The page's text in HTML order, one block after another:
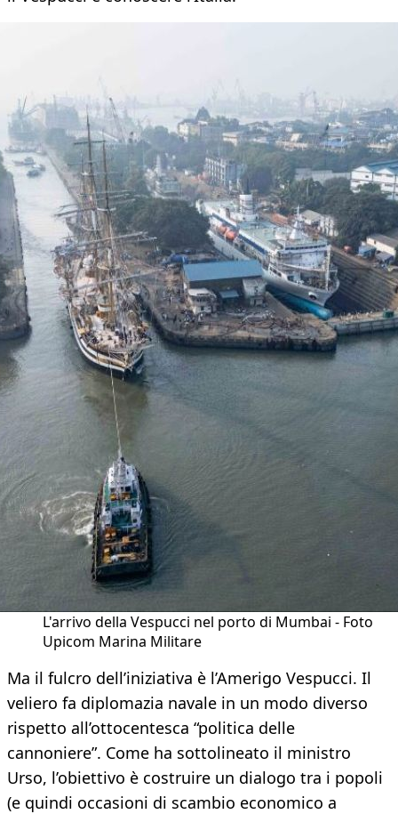
L'arrivo della Vespucci nel porto di Mumbai - Foto
Upicom Marina Militare
Ma il fulcro dell’iniziativa è l’Amerigo Vespucci. Il
veliero fa diplomazia navale in un modo diverso
rispetto all’ottocentesca “politica delle
cannoniere”. Come ha sottolineato il ministro
Urso, l’obiettivo è costruire un dialogo tra i popoli
(e quindi occasioni di scambio economico a